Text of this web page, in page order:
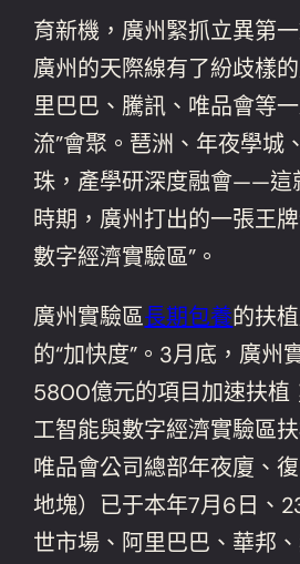
育新機，廣州緊抓立異第
廣州的天際線有了紛歧樣
里巴巴、騰訊、唯品會等
流”會聚。琶洲、年夜學城
珠，產學研深度融會——這
時期，廣州打出的一張王
數字經濟實驗區”。
廣州實驗區長期包養的扶
的“加快度”。3月底，廣州
5800億元的項目加速扶植
工智能與數字經濟實驗區
唯品會公司總部年夜廈、
地塊）已于本年7月6日、
世市場、阿里巴巴、華邦